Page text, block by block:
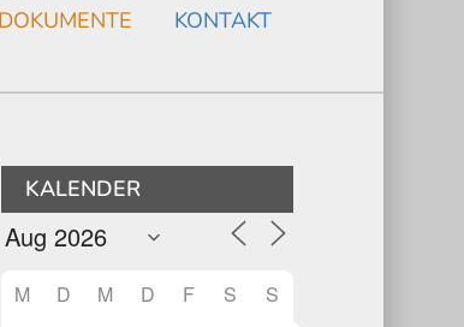
DOKUMENTE KONTAKT
KALENDER
M D M D F S
S